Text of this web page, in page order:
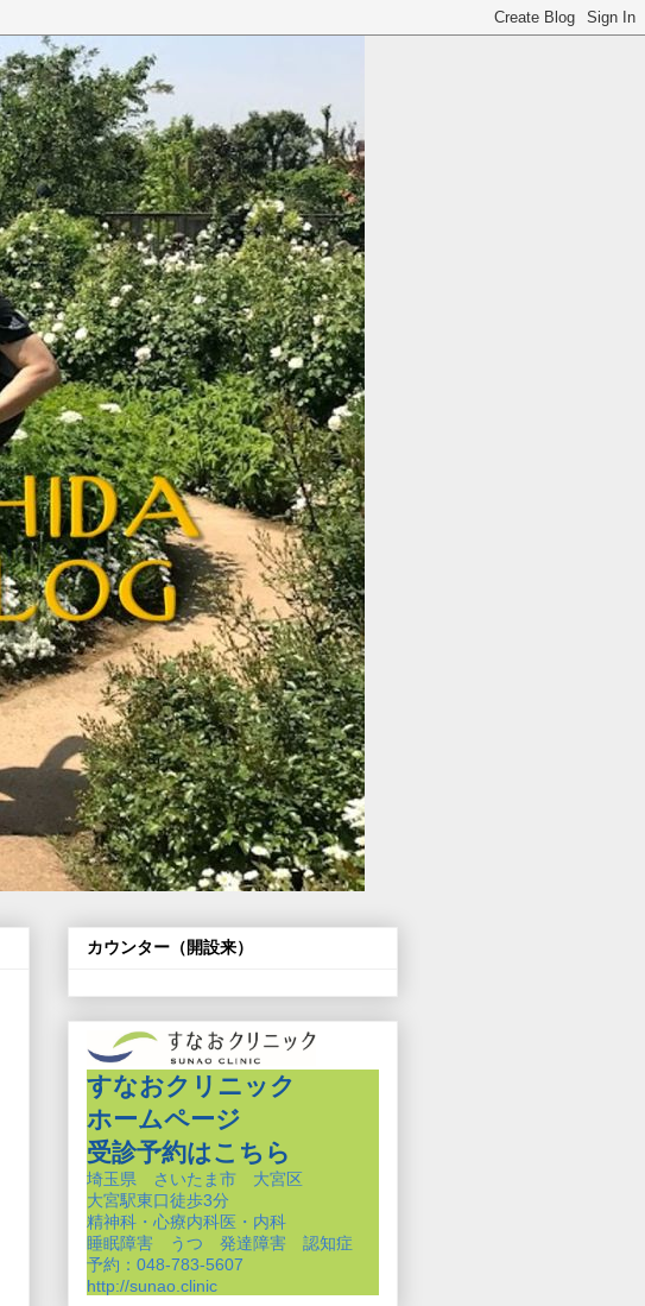
カウンター（開設来）
すなおクリニック
ホームページ
受診予約はこちら
埼玉県 さいたま市 大宮区
大宮駅東口徒歩3分
精神科・心療内科医・内科
睡眠障害 うつ 発達障害 認知症
予約：048-783-5607
http://sunao.clinic